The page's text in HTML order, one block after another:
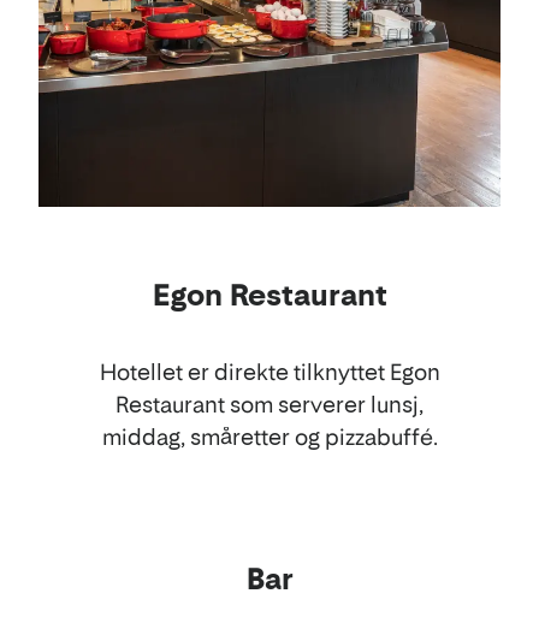
Egon Restaurant
Hotellet er direkte tilknyttet Egon
Restaurant som serverer lunsj,
middag, småretter og pizzabuffé.
Bar